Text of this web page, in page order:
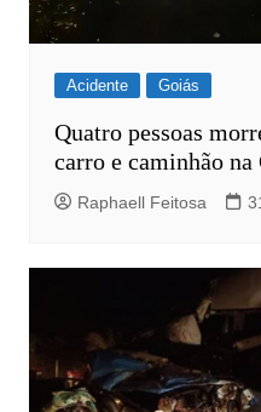
Acidente Goiás
Quatro pessoas
carro e caminhão na
Raphaell Feitosa